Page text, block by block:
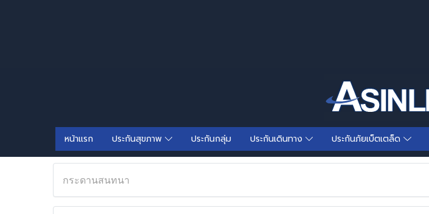
หน้าแรก ประกันสุขภาพ ประกันกลุ่ม ประกันเดินทาง ประกันภัยเบ็ตเตล็ด
กระดานสนทนา